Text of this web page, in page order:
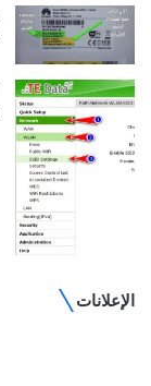
الإعلانات